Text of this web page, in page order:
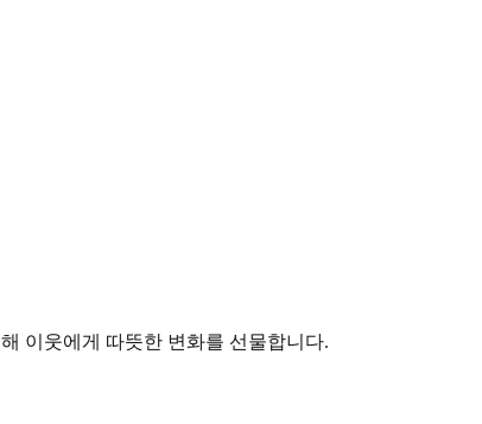
이웃에게 따뜻한 변화를 선물합니다.